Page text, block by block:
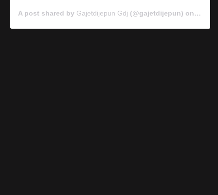
A post shared by Gajetdijepun Gdj (@gajetdijepun) on Jan 7,